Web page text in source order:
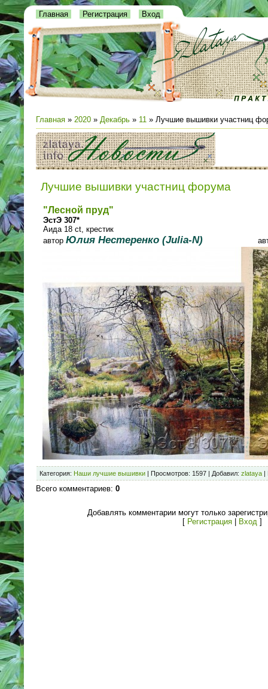
Главная Регистрация Вход
Главная » 2020 » Декабрь » 11 » Лучшие вышивки участниц
Лучшие вышивки участниц форума
"Лесной пруд"
ЭстЭ 307*
Аида 18 ct, крестик
автор Юлия Нестеренко (Julia-N)
Категория: Наши лучшие вышивки Просмотров: 1597 | Добавил: zlataya
Всего комментариев: 0
Добавлять комментарии могут только
[ Регистрация Вход ]